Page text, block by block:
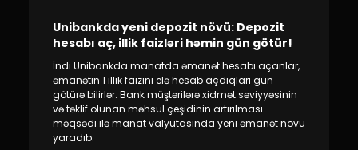
Unibankda yeni depozit növü: Depozit
hesabı aç, illik faizləri həmin gün götür!
İndi Unibankda manatda əmanət hesabı açanlar,
əmanətin 1 illik faizini elə hesab açdıqları gün
götürə bilirlər. Bank müştərilərə xidmət səviyyəsinin
və təklif olunan məhsul çeşidinin artırılması
məqsədi ilə manat valyutasında yeni əmanət növü
yaradıb.